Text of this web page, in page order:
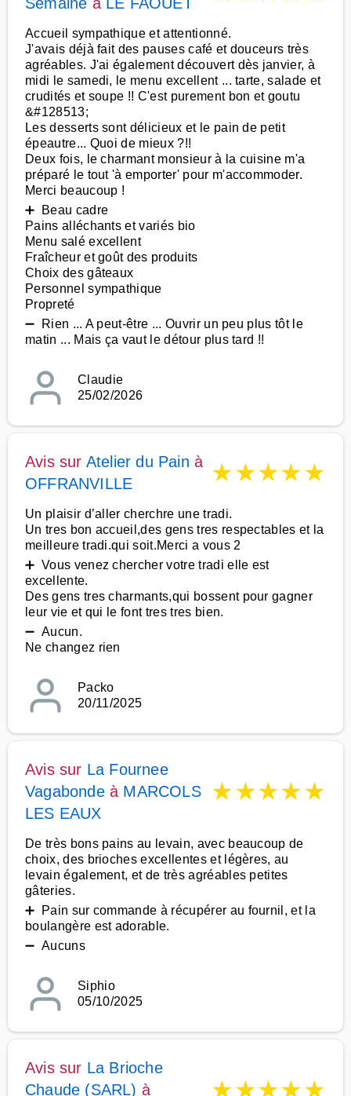
Accueil sympathique et attentionné.
J'avais déjà fait des pauses café et douceurs très
agréables. J'ai également découvert dès janvier, à
midi le samedi, le menu excellent ... tarte, salade et
crudités et soupe !! C'est purement bon et goutu
&#128513;
Les desserts sont délicieux et le pain de petit
épeautre... Quoi de mieux ?!!
Deux fois, le charmant monsieur à la cuisine m'a
préparé le tout 'à emporter' pour m'accommoder.
Merci beaucoup !
➕ Beau cadre
Pains alléchants et variés bio
Menu salé excellent
Fraîcheur et goût des produits
Choix des gâteaux
Personnel sympathique
Propreté
➖ Rien ... A peut-être ... Ouvrir un peu plus tôt le
matin ... Mais ça vaut le détour plus tard !!
Claudie
25/02/2026
Avis sur Atelier du Pain à
OFFRANVILLE
★★★★★
Un plaisir d’aller cherchre une tradi.
Un tres bon accueil,des gens tres respectables et la
meilleure tradi.qui soit.Merci a vous 2
➕ Vous venez chercher votre tradi elle est
excellente.
Des gens tres charmants,qui bossent pour gagner
leur vie et qui le font tres tres bien.
➖ Aucun.
Ne changez rien
Packo
20/11/2025
Avis sur La Fournee
Vagabondeà MARCOLS
LES EAUX
★★★★★
De très bons pains au levain, avec beaucoup de
choix, des brioches excellentes et légères, au
levain également, et de très agréables petites
gâteries.
➕ Pain sur commande à récupérer au fournil, et la
boulangère est adorable.
➖ Aucuns
Siphio
05/10/2025
Avis sur La Brioche
Chaude (SARL) à ★★★★★